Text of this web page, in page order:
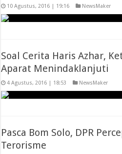
10 Agustus, 2016 | 19:16 NewsMaker
Soal Cerita Haris Azhar,
Aparat Menindaklanjuti
4 Agustus, 2016 | 18:53 NewsMaker
Pasca Bom Solo, DPR
Terorisme